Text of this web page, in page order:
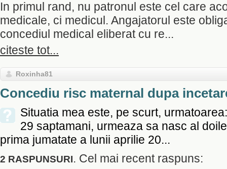
In primul rand, nu patronul este cel care
medicale, ci medicul. Angajatorul este
concediul medical eliberat cu re...
citeste tot...
Roxinha81
Concediu risc maternal dupa
Situatia mea este, pe scurt,
29 saptamani, urmeaza sa nasc al
prima jumatate a lunii aprilie 20...
2 RASPUNSURI. Cel mai recent raspuns: